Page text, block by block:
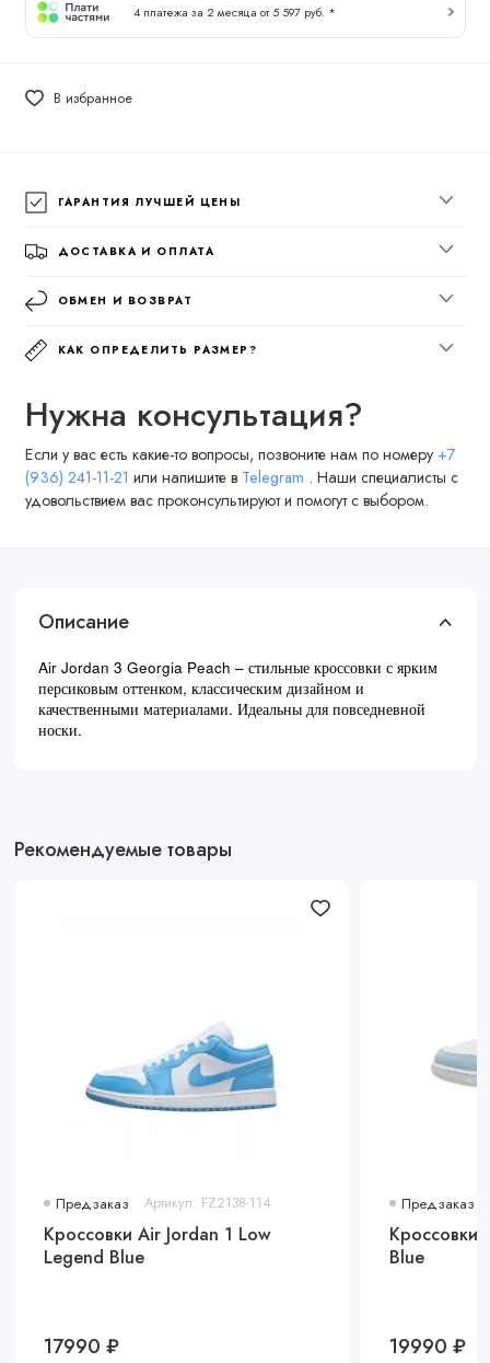
4 платежа за 2 месяца от 5 597 руб. *
В избранное
ГАРАНТИЯ ЛУЧШЕЙ ЦЕНЫ
ДОСТАВКА И ОПЛАТА
ОБМЕН И ВОЗВРАТ
КАК ОПРЕДЕЛИТЬ РАЗМЕР?
Нужна консультация?
Если у вас есть какие-то вопросы, позвоните нам по номеру +7
(936) 241-11-21 или напишите в Telegram . Наши специалисты с
удовольствием вас проконсультируют и помогут с выбором.
Описание
Air Jordan 3 Georgia Peach – стильные кроссовки с ярким
персиковым оттенком, классическим дизайном и
качественными материалами. Идеальны для повседневной
носки.
Рекомендуемые товары
Предзаказ Артикул: FZ2138-114
Кроссовки Air Jordan 1 Low
Legend Blue
17990 ₽
Предзаказ
Кроссовки
Blue
19990 ₽